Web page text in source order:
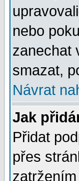
nebo
zanechat
smazat,
Návrat
Jak
Přidat
přes